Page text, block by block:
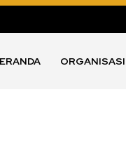
ORGANISASI